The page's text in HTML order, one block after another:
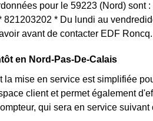
pour le 59223 (Nord) sont
* Du lundi au
avant de contacter EDF Roncq.
en Nord-Pas-De-Calais
la mise en service est simplifiée
client et permet également
qui sera en service